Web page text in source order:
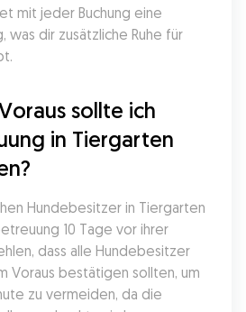
mit jeder Buchung eine
was dir zusätzliche Ruhe für
sollte ich
in Tiergarten
Hundebesitzer in Tiergarten
10 Tage vor ihrer
dass alle Hundebesitzer
Voraus bestätigen sollten, um
zu vermeiden, da die